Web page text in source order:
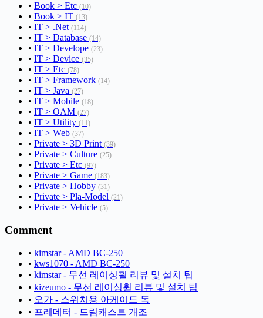
• Book > Etc (10)
• Book > IT (13)
• IT > .Net (114)
• IT > Database (14)
• IT > Develope (23)
• IT > Device (35)
• IT > Etc (78)
• IT > Framework (14)
• IT > Java (27)
• IT > Mobile (18)
• IT > OAM (27)
• IT > Utility (11)
• IT > Web (37)
• Private > 3D Print (39)
• Private > Culture (25)
• Private > Etc (97)
• Private > Game (183)
• Private > Hobby (31)
• Private > Pla-Model (21)
• Private > Vehicle (5)
Comment
• kimstar - AMD BC-250
• kws1070 - AMD BC-250
• kimstar - 무선 레이싱휠 리뷰 및 설치 팁
• kizeumo - 무선 레이싱휠 리뷰 및 설치 팁
• 오가 - 스위치용 아케이드 독
• 프레데터 - 드림캐스트 개조